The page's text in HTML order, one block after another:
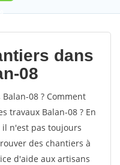
dans
08
08 ? Comment
travaux Balan-08 ? En
n'est pas toujours
des chantiers à
d'aide aux artisans